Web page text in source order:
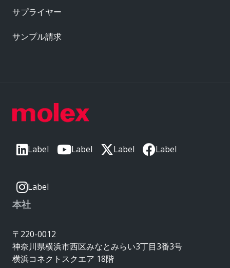
Label Label Label Label
Label
本社
〒220-0012
神奈川県横浜市西区みなとみらい3丁目3番3号
横浜コネクトスクエア 18階
サプライヤー
サンプル請求